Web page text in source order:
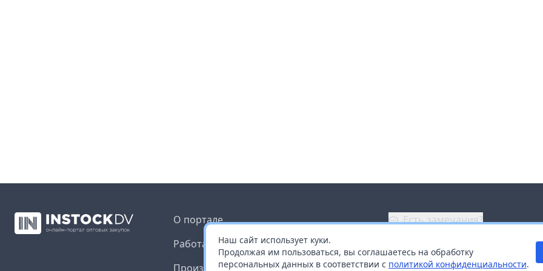
Наш сайт использует куки.
Продолжая им пользоваться, вы соглашаетесь на обработку
персональных данных в соответствии с политикой конфиденциальности.
О портале
Работа с платформой
Производителям и дистрибьюторам
Есть замечания?